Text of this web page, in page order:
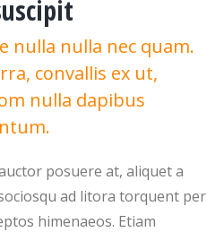
nulla nulla nec quam.
convallis ex ut,
nulla dapibus
posuere at, aliquet a
ad litora torquent per
himenaeos. Etiam